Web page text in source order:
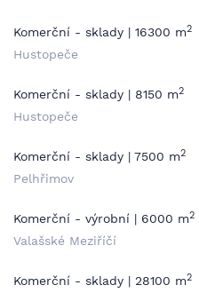
Komerční - sklady | 16300 m2
Hustopeče
Komerční - sklady | 8150 m2
Hustopeče
Komerční - sklady | 7500 m2
Pelhřimov
Komerční - výrobní | 6000 m2
Valašské Meziříčí
Komerční - sklady | 28100 m2